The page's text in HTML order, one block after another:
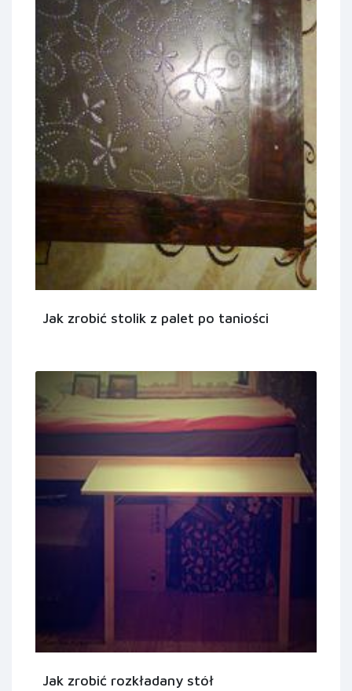
Jak zrobić stolik z palet po taniości
Jak zrobić rozkładany stół